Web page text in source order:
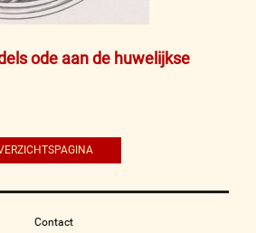
ode aan de huwelijkse
Contact